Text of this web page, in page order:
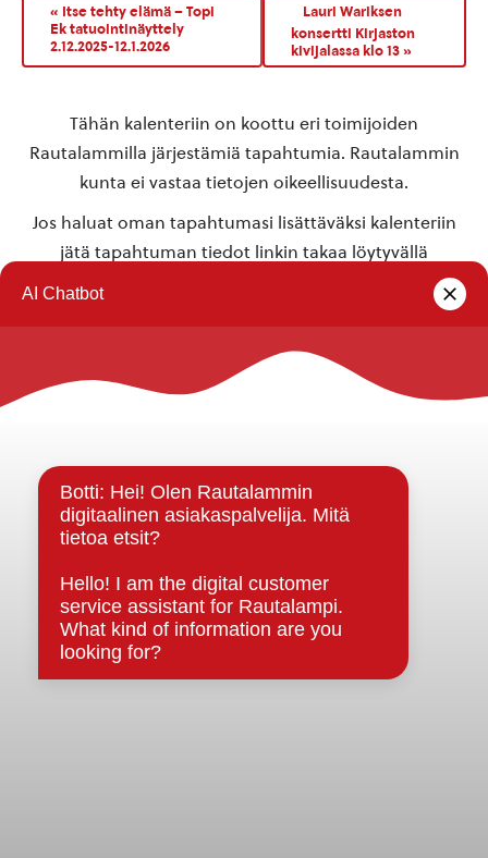
« Itse tehty elämä – Topi
Ek tatuointinäyttely
2.12.2025-12.1.2026
Lauri Wariksen
konsertti Kirjaston
kivijalassa klo 13»
Tähän kalenteriin on koottu eri toimijoiden
Rautalammilla järjestämiä tapahtumia. Rautalammin
kunta ei vastaa tietojen oikeellisuudesta.
Jos haluat oman tapahtumasi lisättäväksi kalenteriin
jätä tapahtuman tiedot linkin takaa löytyvällä
Rautalammin kunta
Strategiat, ohjelmat, ohjeet, suunnitelmat, säännöt ja
sopimukset
Asiakirjajulkisuuskuvaus
Evästeet
Saavutettavuusseloste
Tietosuoja
Tietosuojaselosteet